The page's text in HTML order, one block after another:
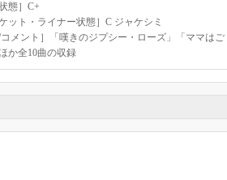
態］C+
ケット・ライナー状態］C ジャケシミ
/コメント］「嘆きのジプシー・ローズ」「ママはご
か全10曲の収録